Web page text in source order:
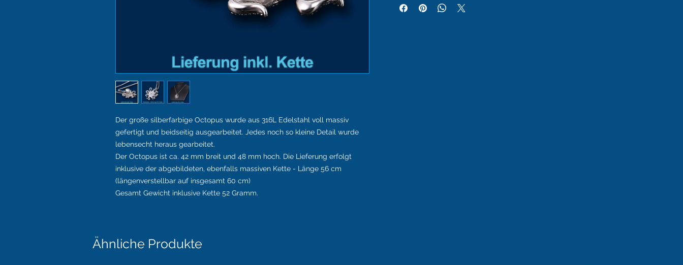
Der große silberfarbige Octopus wurde aus 316L Edelstahl voll massiv
gefertigt und beidseitig ausgearbeitet. Jedes noch so kleine Detail wurde
lebensecht heraus gearbeitet.
Der Octopus ist ca. 42 mm breit und 48 mm hoch. Die Lieferung erfolgt
inklusive der abgebildeten, ebenfalls massiven Kette - Länge 56 cm
(längenverstellbar auf insgesamt 60 cm)
Gesamt Gewicht inklusive Kette 52 Gramm.
Ähnliche Produkte